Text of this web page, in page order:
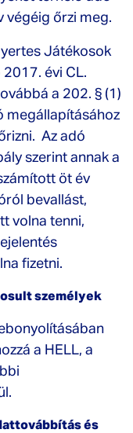
végéig őrzi meg.
Játékosok
évi CL.
a 202. § (1)
megállapításához
Az adó
szerint annak a
öt év
bevallást,
volna tenni,
fizetni.
személyek
a HELL, a
és